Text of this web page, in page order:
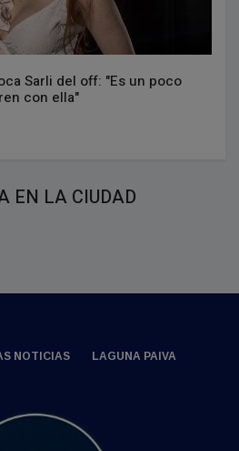
Sarli del off: "Es un poco
con ella"
EN LA CIUDAD
NOTICIAS LAGUNA PAIVA